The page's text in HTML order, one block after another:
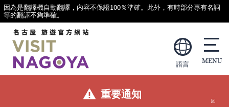
因為是翻譯機自動翻譯，內容不保證100％準確。此外，有時部分專有名詞
等的翻譯不夠準確。
語言
重要通知